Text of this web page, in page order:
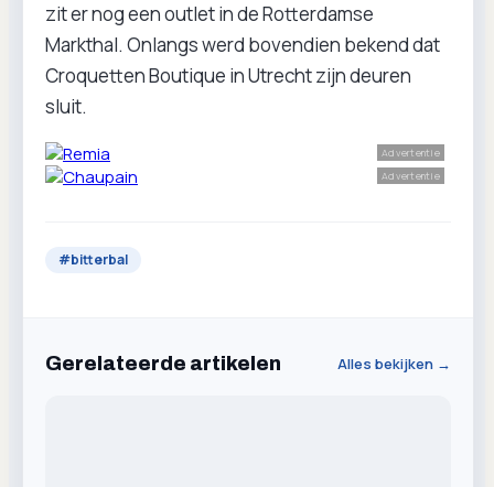
zit er nog een outlet in de Rotterdamse
Markthal. Onlangs werd bovendien bekend dat
Croquetten Boutique in Utrecht zijn deuren
sluit.
Advertentie
Advertentie
#bitterbal
Gerelateerde artikelen Alles bekijken →